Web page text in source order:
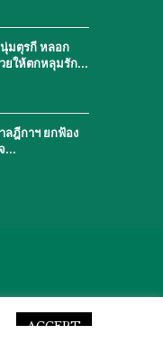
มตุรกี หลอก
ยให้ตกหลุมรัก…
ลฎีกาฯ ยกฟ้อง
…
ACCEPT